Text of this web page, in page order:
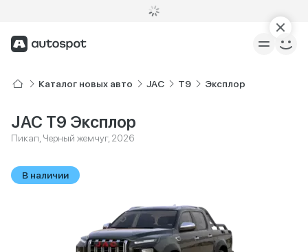
Каталог новых авто JAC T9 Эксплор
JAC T9 Эксплор
Пикап, Черный жемчуг, 2026
В наличии